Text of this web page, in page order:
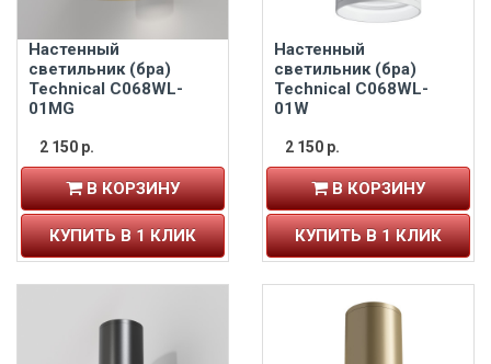
Настенный
светильник (бра)
Technical C068WL-
01MG
2 150 р.
В КОРЗИНУ
КУПИТЬ В 1 КЛИК
Настенный
светильник (бра)
Technical C068WL-
01W
2 150 р.
В КОРЗИНУ
КУПИТЬ В 1 КЛИК